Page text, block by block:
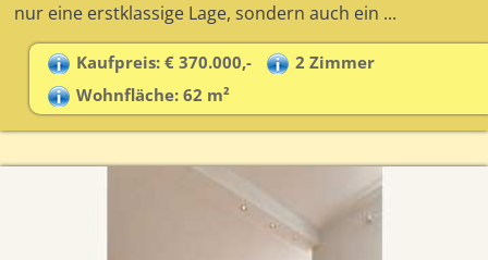
nur eine erstklassige Lage, sondern auch ein ...
Kaufpreis: € 370.000,-
2 Zimmer
Wohnfläche: 62 m²